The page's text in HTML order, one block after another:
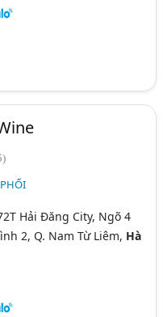
Hải Đăng City, Ngõ 4
2, Q. Nam Từ Liêm, Hà